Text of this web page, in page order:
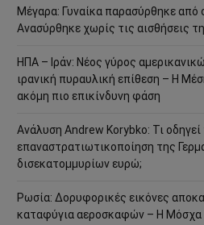
Μέγαρα: Γυναίκα παρασύρθηκε από
Ανασύρθηκε χωρίς τις αισθήσεις
ΗΠΑ – Ιράν: Νέος γύρος
ιρανική πυραυλική επίθεση – Η
ακόμη πιο επικίνδυνη φάση
Ανάλυση Andrew Korybko: Τι
επαναστρατιωτικοποίηση της
δισεκατομμυρίων ευρώ;
Ρωσία: Δορυφορικές εικόνες
καταφύγια αεροσκαφών – Η Μόσχα